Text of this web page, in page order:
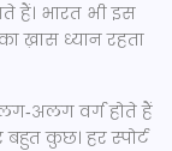
हैं। भारत भी इस
ख़ास ध्यान रहता
वर्ग होते हैं
कुछ। हर स्पोर्ट